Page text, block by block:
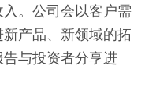
。公司会以客户需
产品、新领域的拓
与投资者分享进